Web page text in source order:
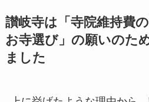
讃岐寺は「寺院維持費
お寺選び」の願いのた
ました